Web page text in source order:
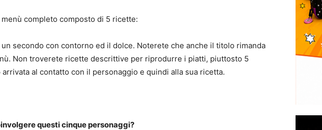
completo composto di 5 ricette:
secondo con contorno ed il dolce. Noterete che anche il titolo rimanda
Non troverete ricette descrittive per riprodurre i piatti, piuttosto 5
al contatto con il personaggio e quindi alla sua ricetta.
questi cinque personaggi?